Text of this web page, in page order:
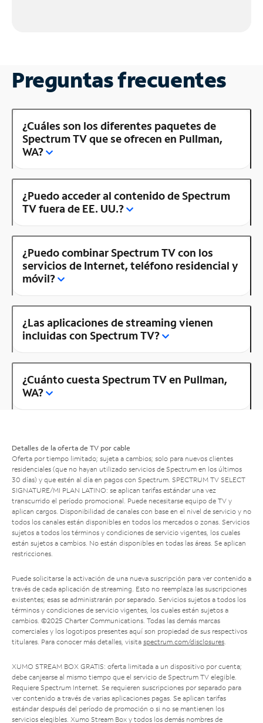
Preguntas frecuentes
¿Cuáles son los diferentes paquetes de
Spectrum TV que se ofrecen en Pullman,
WA?
¿Puedo acceder al contenido de Spectrum
TV fuera de EE. UU.?
¿Puedo combinar Spectrum TV con los
servicios de Internet, teléfono residencial y
móvil?
¿Las aplicaciones de streaming vienen
incluidas con Spectrum TV?
¿Cuánto cuesta Spectrum TV en Pullman,
WA?
Detalles de la oferta de TV por cable
Oferta por tiempo limitado; sujeta a cambios; solo para nuevos clientes
residenciales (que no hayan utilizado servicios de Spectrum en los últimos
30 días) y que estén al día en pagos con Spectrum. SPECTRUM TV SELECT
SIGNATURE/MI PLAN LATINO: se aplican tarifas estándar una vez
transcurrido el período promocional. Puede necesitarse equipo de TV y
aplican cargos. Disponibilidad de canales con base en el nivel de servicio y no
todos los canales están disponibles en todos los mercados o zonas. Servicios
sujetos a todos los términos y condiciones de servicio vigentes, los cuales
están sujetos a cambios. No están disponibles en todas las áreas. Se aplican
restricciones.
Puede solicitarse la activación de una nueva suscripción para ver contenido a
través de cada aplicación de streaming. Esto no reemplaza las suscripciones
existentes; esas se administrarán por separado. Servicios sujetos a todos los
términos y condiciones de servicio vigentes, los cuales están sujetos a
cambios. ©2025 Charter Communications. Todas las demás marcas
comerciales y los logotipos presentes aquí son propiedad de sus respectivos
titulares. Para conocer más detalles, visita spectrum.com/disclosures.
XUMO STREAM BOX GRATIS: oferta limitada a un dispositivo por cuenta;
debe canjearse al mismo tiempo que el servicio de Spectrum TV elegible.
Requiere Spectrum Internet. Se requieren suscripciones por separado para
ver contenido a través de varias aplicaciones pagas. Se aplican tarifas
estándar después del período de promoción o si no se mantienen los
servicios elegibles. Xumo Stream Box y todos los demás nombres de